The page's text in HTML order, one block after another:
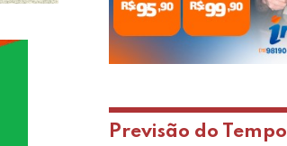
Previsão do Tempo